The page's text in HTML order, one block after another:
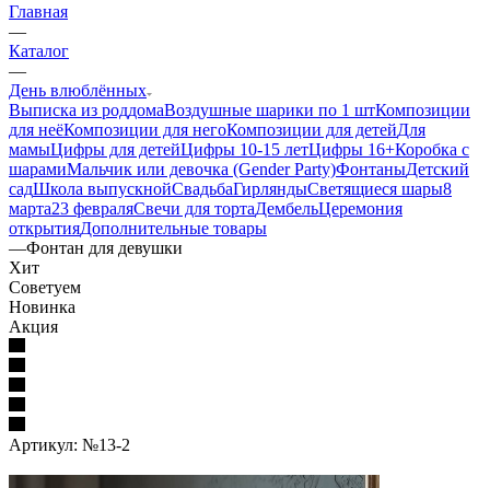
Главная
—
Каталог
—
День влюблённых
Выписка из роддомаВоздушные шарики по 1 штКомпозиции
для неёКомпозиции для негоКомпозиции для детейДля
мамыЦифры для детейЦифры 10-15 летЦифры 16+Коробка с
шарамиМальчик или девочка (Gender Party)ФонтаныДетский
садШкола выпускнойСвадьбаГирляндыСветящиеся шары8
марта23 февраляСвечи для тортаДембельЦеремония
открытияДополнительные товары
—Фонтан для девушки
Хит
Советуем
Новинка
Акция
Артикул: №13-2